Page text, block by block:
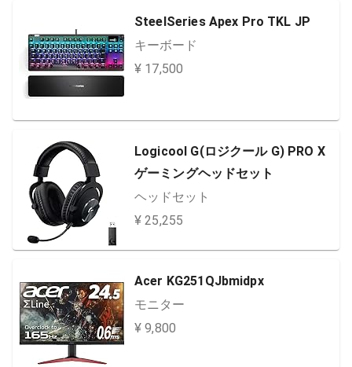
SteelSeries Apex Pro TKL JP
キーボード
¥ 17,500
Logicool G(ロジクール G) PRO X
ゲーミングヘッドセット
ヘッドセット
¥ 25,255
Acer KG251QJbmidpx
モニター
¥ 9,800